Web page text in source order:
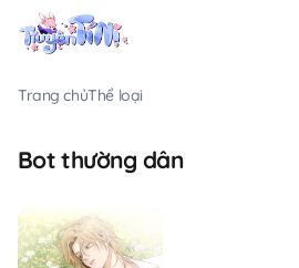
Trang chủThể loại
Bot thường dân